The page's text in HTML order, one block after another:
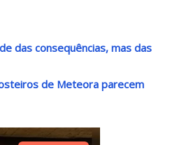
das consequências, mas das
de Meteora parecem